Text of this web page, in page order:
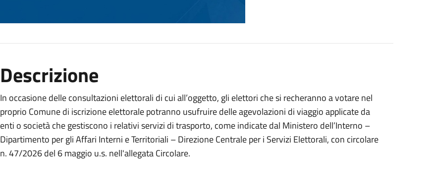
Descrizione
In occasione delle consultazioni elettorali di cui all’oggetto, gli elettori che si recheranno a votare nel
proprio Comune di iscrizione elettorale potranno usufruire delle agevolazioni di viaggio applicate da
enti o società che gestiscono i relativi servizi di trasporto, come indicate dal Ministero dell’Interno –
Dipartimento per gli Affari Interni e Territoriali – Direzione Centrale per i Servizi Elettorali, con circolare
n. 47/2026 del 6 maggio u.s. nell'allegata Circolare.